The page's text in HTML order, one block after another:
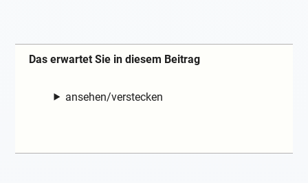
Das erwartet Sie in diesem Beitrag
ansehen/verstecken